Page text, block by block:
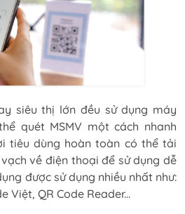
siêu thị lớn đều sử dụng máy
quét MSMV một cách nhanh
tiêu dùng hoàn toàn có thể tải
về điện thoại để sử dụng dễ
được sử dụng nhiều nhất như:
Việt, QR Code Reader...